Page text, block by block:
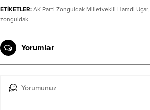
ETİKETLER: AK Parti Zonguldak Milletvekili Hamdi Uçar,
zonguldak
Yorumlar